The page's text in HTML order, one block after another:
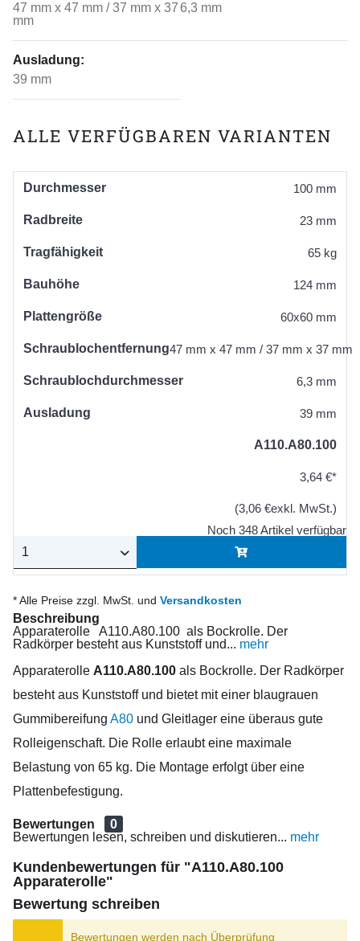
47 mm x 47 mm / 37 mm x 37
mm
6,3 mm
Ausladung:
39 mm
ALLE VERFÜGBAREN VARIANTEN
Durchmesser 100 mm
Radbreite 23 mm
Tragfähigkeit 65 kg
Bauhöhe 124 mm
Plattengröße 60x60 mm
Schraublochentfernung47 mm x 47 mm / 37 mm x 37 mm
Schraublochdurchmesser 6,3 mm
Ausladung 39 mm
A110.A80.100
3,64 €*
(3,06 €exkl. MwSt.)
Noch 348 Artikel verfügbar
* Alle Preise zzgl. MwSt. und Versandkosten
Beschreibung
Apparaterolle A110.A80.100 als Bockrolle. Der
Radkörper besteht aus Kunststoff und... mehr
Apparaterolle A110.A80.100 als Bockrolle. Der Radkörper
besteht aus Kunststoff und bietet mit einer blaugrauen
Gummibereifung A80 und Gleitlager eine überaus gute
Rolleigenschaft. Die Rolle erlaubt eine maximale
Belastung von 65 kg. Die Montage erfolgt über eine
Plattenbefestigung.
Bewertungen
0
Bewertungen lesen, schreiben und diskutieren... mehr
Kundenbewertungen für "A110.A80.100
Apparaterolle"
Bewertung schreiben
Bewertungen werden nach Überprüfung